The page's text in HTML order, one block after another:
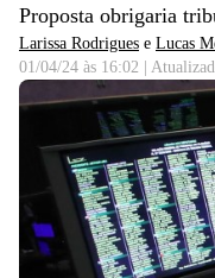
Proposta obrigaria
Larissa Rodrigues e Lucas
01/04/24 às 16:02